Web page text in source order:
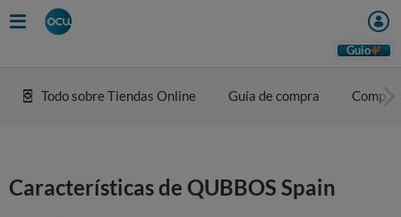
Guio
Todo sobre Tiendas Online Guía de compra
Características de QUBBOS Spain